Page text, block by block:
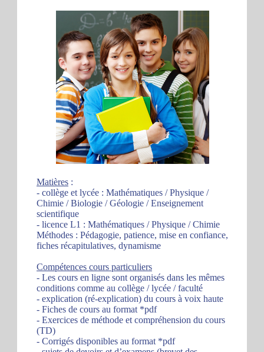
Matières :
- collège et lycée : Mathématiques / Physique /
Chimie / Biologie / Géologie / Enseignement
scientifique
- licence L1 : Mathématiques / Physique / Chimie
Méthodes : Pédagogie, patience, mise en confiance,
fiches récapitulatives, dynamisme
Compétences cours particuliers
- Les cours en ligne sont organisés dans les mêmes
conditions comme au collège / lycée / faculté
- explication (ré-explication) du cours à voix haute
- Fiches de cours au format *pdf
- Exercices de méthode et compréhension du cours
(TD)
- Corrigés disponibles au format *pdf